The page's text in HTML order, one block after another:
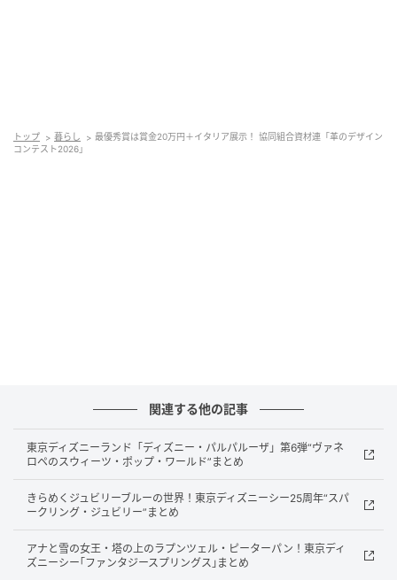
後援：経済産業省・台東区・一般社団法人日本皮革
TLF審査委員会・イタリア リネアペッレ審査委員会・
ゲスト審査員による三者構成で審査が行われ、独創
性・先進性・新たな時代を予感させる先見性が評価基
準となります。
応募部門はプロダクト部門（製作部門）とクリエイテ
ィブ部門（デザイン画部門）の2部門です。
トップ 暮らし
最優秀賞は賞金20万円＋イタリア展示！ 協同組合資材連「革のデザイン
コンテスト2026」
関連する他の記事
東京ディズニーランド「ディズニー・パルパルーザ」第6弾“ヴァネ
ロペのスウィーツ・ポップ・ワールド”まとめ
きらめくジュビリーブルーの世界！東京ディズニーシー25周年“スパ
ークリング・ジュビリー”まとめ
アナと雪の女王・塔の上のラプンツェル・ピーターパン！東京ディ
ズニーシー｢ファンタジースプリングス｣まとめ